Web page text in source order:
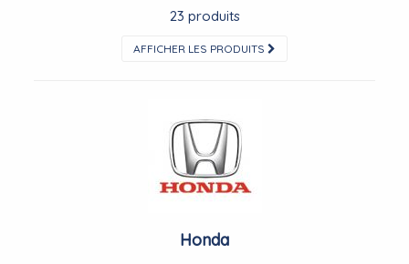
23 produits
AFFICHER LES PRODUITS
Honda